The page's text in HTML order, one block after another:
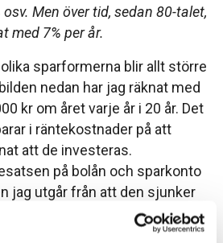
Men över tid, sedan 80-talet,
med 7% per år.
sparformerna blir allt större
nedan har jag räknat med
kr om året varje år i 20 år. Det
i räntekostnader på att
att de investeras.
på bolån och sparkonto
jag utgår från att den sjunker
åren.